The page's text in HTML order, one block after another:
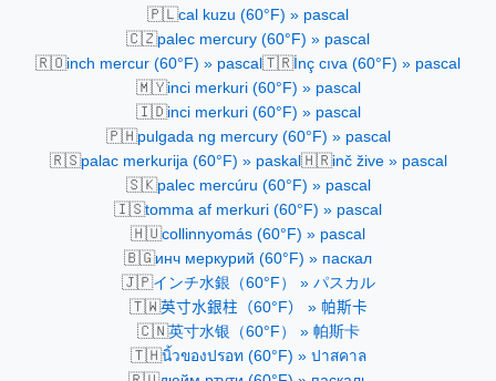
🇵🇱cal kuzu (60°F) » pascal
🇨🇿palec mercury (60°F) » pascal
🇷🇴inch mercur (60°F) » pascal 🇹🇷İnç cıva (60°F) » pascal
🇲🇾inci merkuri (60°F) » pascal
🇮🇩inci merkuri (60°F) » pascal
🇵🇭pulgada ng mercury (60°F) » pascal
🇷🇸palac merkurija (60°F) » paskal 🇭🇷inč žive » pascal
🇸🇰palec mercúru (60°F) » pascal
🇮🇸tomma af merkuri (60°F) » pascal
🇭🇺collinnyomás (60°F) » pascal
🇧🇬инч меркурий (60°F) » паскал
🇯🇵インチ水銀（60°F） » パスカル
🇹🇼英寸水銀柱（60°F） » 帕斯卡
🇨🇳英寸水银（60°F） » 帕斯卡
🇹🇭นิ้วของปรอท (60°F) » ปาสคาล